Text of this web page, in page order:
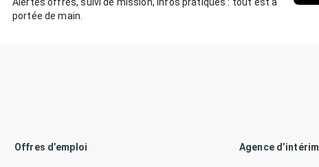
portée de main.
Offres d’emploi Agence d’intérim